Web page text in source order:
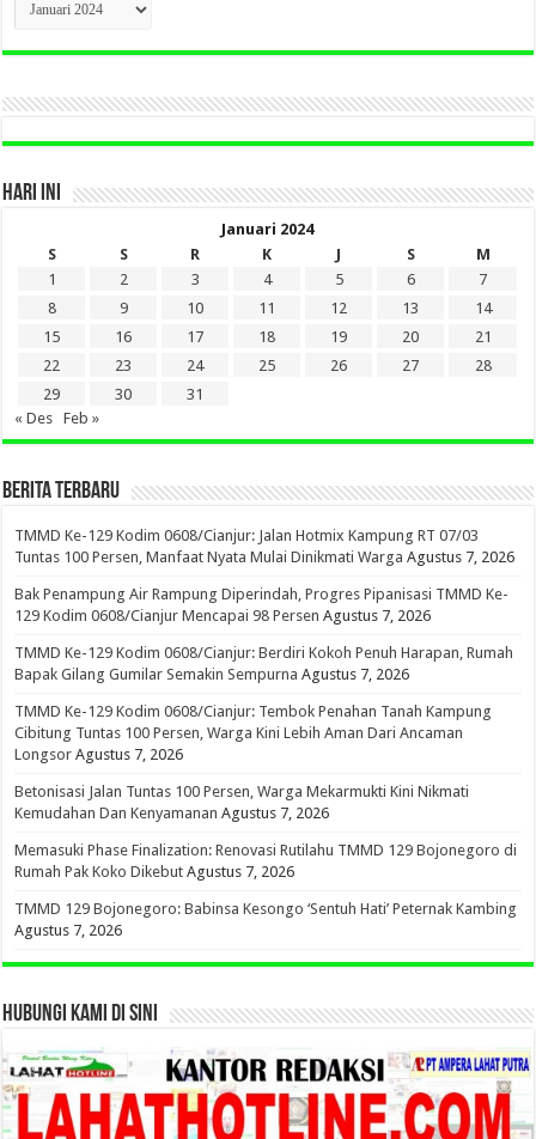
BERITA
LAMA
DI
HARI INI
Januari 2024
S
S R K J S
M
1
2 3 4 5 6
7
8
9 10 11 12 13
14
15
16 17 18 19 20
21
22
23 24 25 26 27
28
29
30
31
« Des
Feb »
BERITA TERBARU
TMMD Ke-129 Kodim 0608/Cianjur: Jalan Hotmix Kampung RT 07/03
Tuntas 100 Persen, Manfaat Nyata Mulai Dinikmati Warga Agustus 7, 2026
Bak Penampung Air Rampung Diperindah, Progres Pipanisasi TMMD Ke-
129 Kodim 0608/Cianjur Mencapai 98 Persen Agustus 7, 2026
TMMD Ke-129 Kodim 0608/Cianjur: Berdiri Kokoh Penuh Harapan, Rumah
Bapak Gilang Gumilar Semakin Sempurna Agustus 7, 2026
TMMD Ke-129 Kodim 0608/Cianjur: Tembok Penahan Tanah Kampung
Cibitung Tuntas 100 Persen, Warga Kini Lebih Aman Dari Ancaman
Longsor Agustus 7, 2026
Betonisasi Jalan Tuntas 100 Persen, Warga Mekarmukti Kini Nikmati
Kemudahan Dan Kenyamanan Agustus 7, 2026
Memasuki Phase Finalization: Renovasi Rutilahu TMMD 129 Bojonegoro di
Rumah Pak Koko Dikebut Agustus 7, 2026
TMMD 129 Bojonegoro: Babinsa Kesongo ‘Sentuh Hati’ Peternak Kambing
Agustus 7, 2026
HUBUNGI KAMI DI SINI